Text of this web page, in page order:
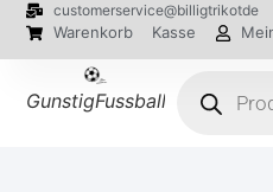
customerservice@billigtrikotde
Warenkorb Kasse
GunstigFussballTrikot